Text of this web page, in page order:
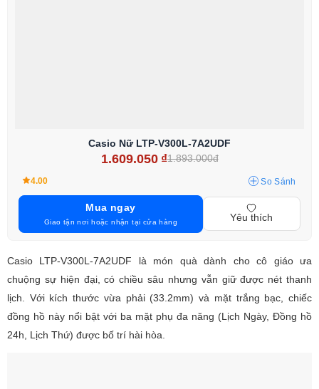
Casio Nữ LTP-V300L-7A2UDF
1.609.050 ₫1.893.000đ
4.00 So Sánh
Mua ngay
Giao tận nơi hoặc nhận tại cửa hàng Yêu thích
Casio LTP-V300L-7A2UDF là món quà dành cho cô giáo ưa
chuộng sự hiện đại, có chiều sâu nhưng vẫn giữ được nét thanh
lịch. Với kích thước vừa phải (33.2mm) và mặt trắng bạc, chiếc
đồng hồ này nổi bật với ba mặt phụ đa năng (Lịch Ngày, Đồng hồ
24h, Lịch Thứ) được bố trí hài hòa.